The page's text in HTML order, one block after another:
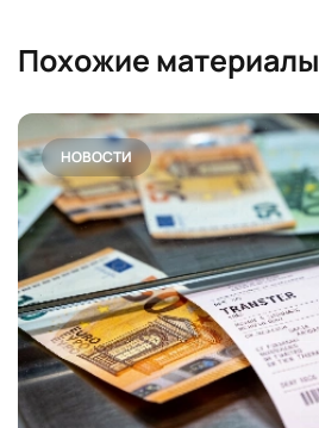
Похожие материалы
НОВОСТИ